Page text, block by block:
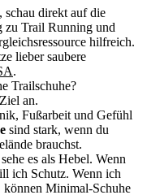
schau direkt auf die
zu Trail Running und
hilfreich.
lieber saubere
.
Trailschuhe?
an.
Fußarbeit und Gefühl
sind stark, wenn du
brauchst.
es als Hebel. Wenn
ich Schutz. Wenn ich
können Minimal-Schuhe